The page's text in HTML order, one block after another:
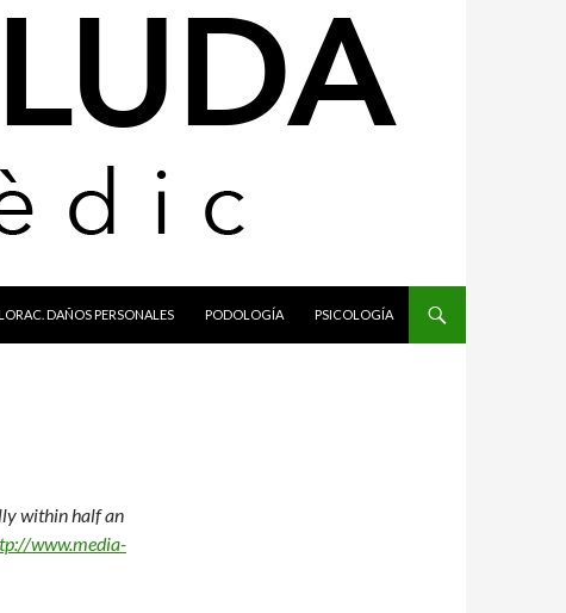
DAÑOS PERSONALES PODOLOGÍA PSICOLOGÍA
within half an
www.media-